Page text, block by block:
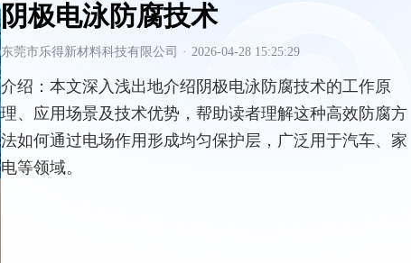
阴极电泳防腐技术
东莞市乐得新材料科技有限公司 · 2026-04-28 15:25:29
介绍： 本文深入浅出地介绍阴极电泳防腐技术的工作原
理、应用场景及技术优势，帮助读者理解这种高效防腐方
法如何通过电场作用形成均匀保护层，广泛用于汽车、家
电等领域。